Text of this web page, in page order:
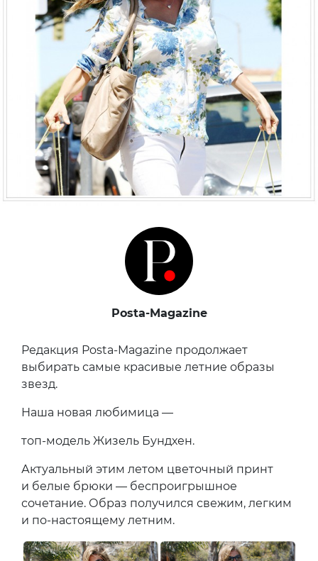
Posta-Magazine
Редакция Posta-Magazine продолжает
выбирать самые красивые летние образы
звезд.
Наша новая любимица —
топ-модель Жизель Бундхен.
Актуальный этим летом цветочный принт
и белые брюки — беспроигрышное
сочетание. Образ получился свежим, легким
и по-настоящему летним.